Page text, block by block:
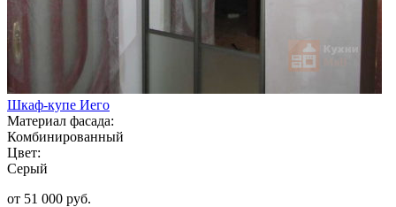
Шкаф-купе Иего
Материал фасада:
Комбинированный
Цвет:
Серый
от 51 000 руб.